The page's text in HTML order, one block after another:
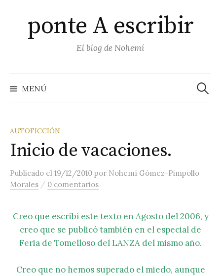
contenido
ponte A escribir
El blog de Nohemí
MENÚ
AUTOFICCIÓN
Inicio de vacaciones.
Publicado el 19/12/2010 por Nohemí Gómez-Pimpollo
Morales / 0 comentarios
Creo que escribí este texto en Agosto del 2006, y
creo que se publicó también en el especial de
Feria de Tomelloso del LANZA del mismo año.
Creo que no hemos superado el miedo, aunque